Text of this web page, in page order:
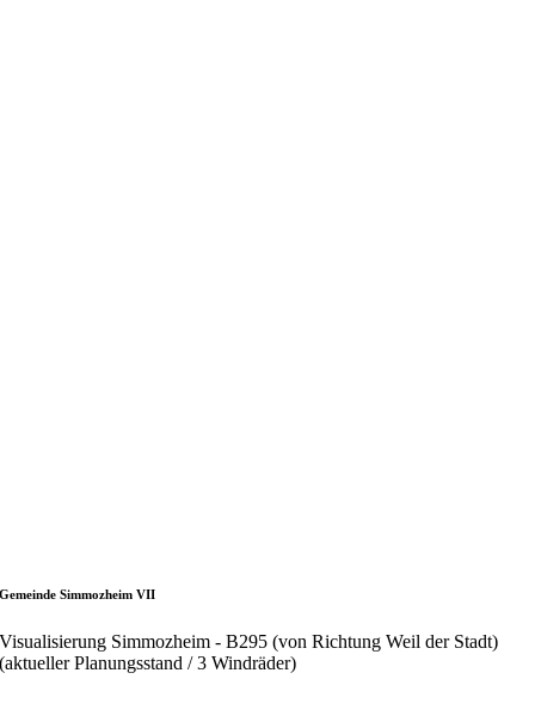
Gemeinde Simmozheim VII
Visualisierung Simmozheim - B295 (von Richtung Weil der Stadt)
(aktueller Planungsstand / 3 Windräder)